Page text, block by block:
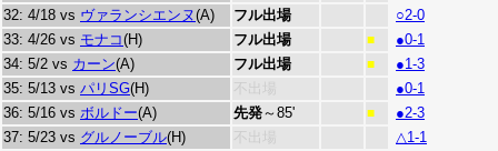
32: 4/18 vs ヴァランシエンヌ(A) フル出場
○2-0
33: 4/26 vs モナコ(H) フル出場 ■
●0-1
34: 5/2 vs カーン(A) フル出場 ■
●1-3
35: 5/13 vs パリSG(H) 不出場
●0-1
36: 5/16 vs ボルドー(A) 先発～85' ■
●2-3
37: 5/23 vs グルノーブル(H) 不出場
△1-1